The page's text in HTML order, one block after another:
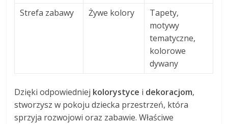
Strefa zabawy
Żywe kolory
Tapety,
motywy
tematyczne,
kolorowe
dywany
Dzięki odpowiedniej kolorystyce i dekoracjom,
stworzysz w pokoju dziecka przestrzeń, która
sprzyja rozwojowi oraz zabawie. Właściwe